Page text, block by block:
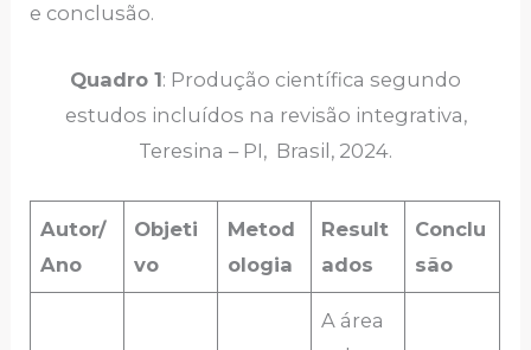
e conclusão.
Quadro 1: Produção científica segundo
estudos incluídos na revisão integrativa,
Teresina – PI, Brasil, 2024.
Autor/
Ano
Objeti
vo
Metod
ologia
Result
ados
Conclu
são
A área